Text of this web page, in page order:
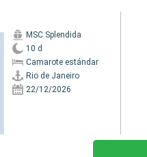
MSC Splendida
10 d
Camarote estándar
Rio de Janeiro
22/12/2026